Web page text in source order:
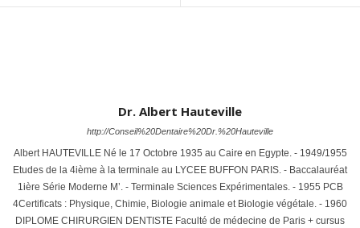
Dr. Albert Hauteville
http://Conseil%20Dentaire%20Dr.%20Hauteville
Albert HAUTEVILLE Né le 17 Octobre 1935 au Caire en Egypte. - 1949/1955
Etudes de la 4ième à la terminale au LYCEE BUFFON PARIS. - Baccalauréat
1ière Série Moderne M’. - Terminale Sciences Expérimentales. - 1955 PCB
4Certificats : Physique, Chimie, Biologie animale et Biologie végétale. - 1960
DIPLOME CHIRURGIEN DENTISTE Faculté de médecine de Paris + cursus